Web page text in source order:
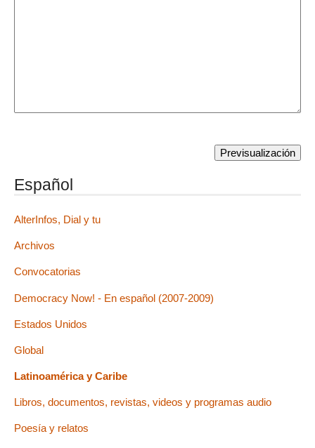
Español
AlterInfos, Dial y tu
Archivos
Convocatorias
Democracy Now! - En español (2007-2009)
Estados Unidos
Global
Latinoamérica y Caribe
Libros, documentos, revistas, videos y programas audio
Poesía y relatos